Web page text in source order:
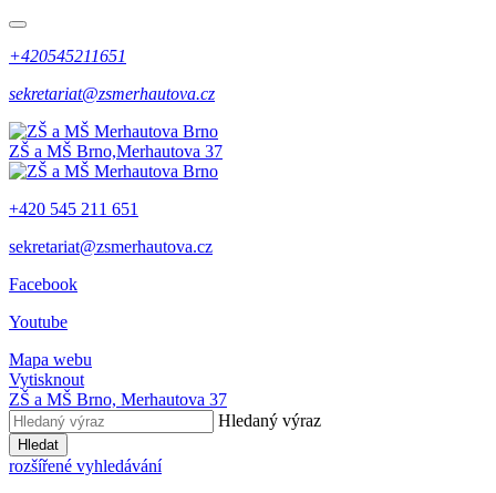
+420545211651
sekretariat@zsmerhautova.cz
ZŠ a MŠ Brno,Merhautova 37
+420 545 211 651
sekretariat@zsmerhautova.cz
Facebook
Youtube
Mapa webu
Vytisknout
ZŠ a MŠ Brno, Merhautova 37
Hledaný výraz
Hledat
rozšířené vyhledávání